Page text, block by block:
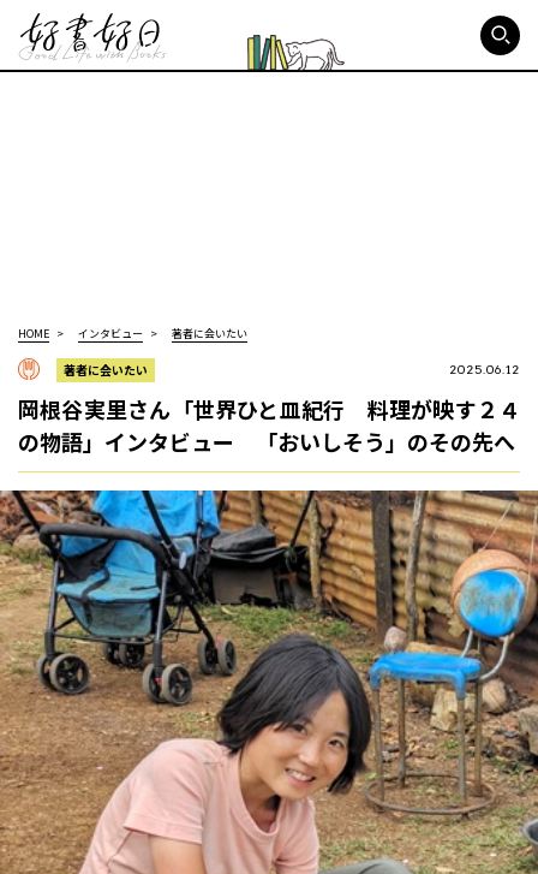
HOME インタビュー 著者に会いたい
著者に会いたい 2025.06.12
岡根谷実里さん「世界ひと皿紀行 料理が映す２４
の物語」インタビュー 「おいしそう」のその先へ